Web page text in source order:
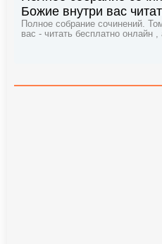
Божие внутри вас
Полное собрание сочинений.
вас - читать бесплатно онлайн ,